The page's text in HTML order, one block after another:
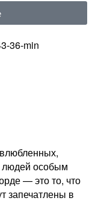
людей особым
— это то, что
запечатлены в